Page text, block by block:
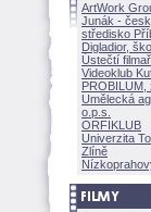
ArtWork
Junák -
středisko
Digladior,
Ústečtí
Videoklub
PROBILUM,
Umělecká
o.p.s.
ORFIKLUB
Univerzita
Zlíně